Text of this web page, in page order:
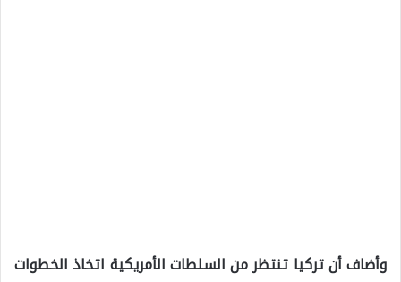
وأضاف أن تركيا تنتظر من السلطات الأمريكية اتخاذ الخطوات